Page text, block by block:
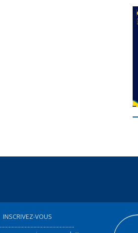
INSCRIVEZ-VOUS
...................................................